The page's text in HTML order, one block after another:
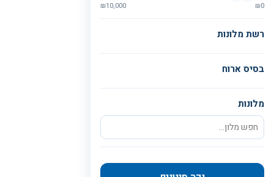
₪0
₪10,000
רשת מלונות
בסיס ארוח
מלונות